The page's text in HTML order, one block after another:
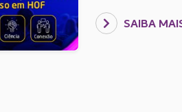
SAIBA